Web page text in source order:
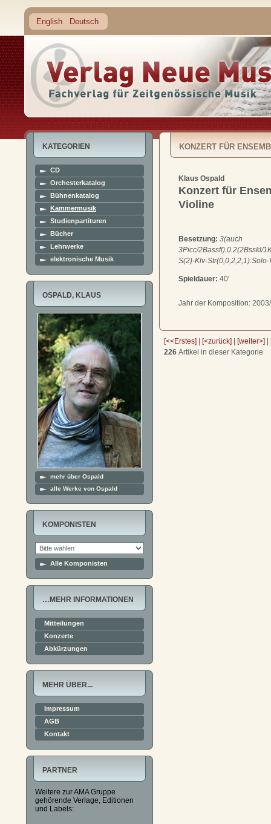
English Deutsch
KATEGORIEN
CD
Orchesterkatalog
Bühnenkatalog
Kammermusik
Studienpartituren
Bücher
Lehrwerke
elektronische Musik
OSPALD, KLAUS
mehr über Ospald
alle Werke von Ospald
KOMPONISTEN
Alle Komponisten
…MEHR INFORMATIONEN
Mitteilungen
Konzerte
Abkürzungen
MEHR ÜBER...
Impressum
AGB
Kontakt
PARTNER
Weitere zur AMA Gruppe
gehörende Verlage, Editionen
und Labels:
KONZERT FÜR
Klaus Ospald
Konzert für
Violine
Besetzung: 3(auch
3Picc/2Bassfl).0.2(2Bsskl/
S(2)-Klv-
Spieldauer: 40'
Jahr der Komposition:
[<<Erstes] [<zurück] [weiter>]
226 Artikel in dieser Kategorie